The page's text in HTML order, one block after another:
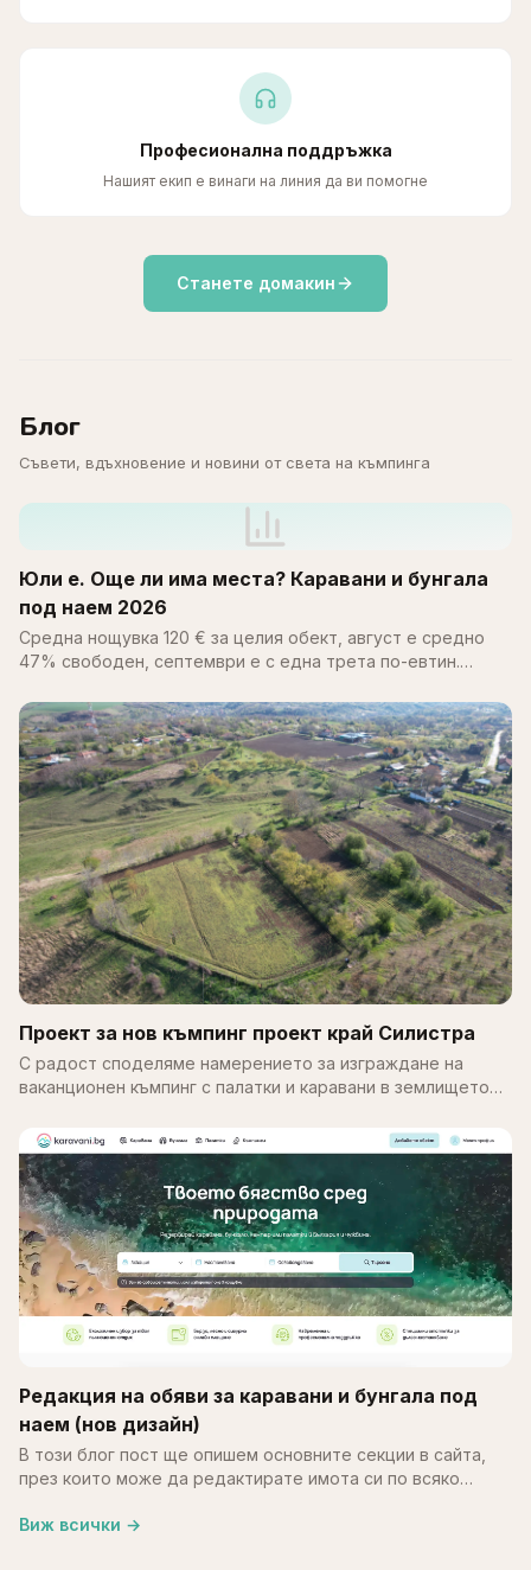
Професионална поддръжка
Нашият екип е винаги на линия да ви помогне
Станете домакин
Блог
Съвети, вдъхновение и новини от света на къмпинга
Юли е. Още ли има места? Каравани и бунгала
под наем 2026
Средна нощувка 120 € за целия обект, август е средно
47% свободен, септември е с една трета по-евтин.
по Черноморието 2026.
Проект за нов къмпинг проект край Силистра
С радост споделяме намерението за изграждане на
ваканционен къмпинг с палатки и каравани в землището
терен…
Редакция на обяви за каравани и бунгала под
наем (нов дизайн)
В този блог пост ще опишем основните секции в сайта,
през които може да редактирате имота си по всяко
системата…
Виж всички →